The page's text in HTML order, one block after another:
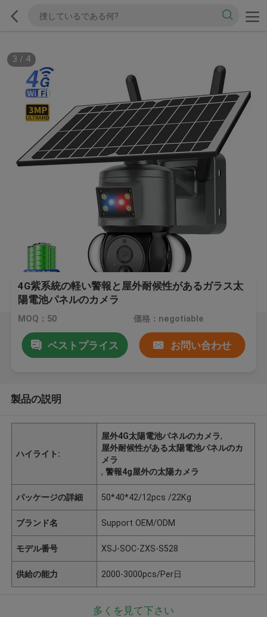
3 / 4
4G紫系統の軽い警報と屋外耐候性があるガラス太
陽電池パネルのカメラ
MOQ：50 価格：negotiable
ベストプライス お問い合わせ
製品の説明
ハイライト:
屋外4G太陽電池パネルのカメラ,
屋外耐候性がある太陽電池パネルのカ
メラ
,警報4g屋外の太陽カメラ
パッケージの詳細 50*40*42/12pcs /22Kg
ブランド名 Support OEM/ODM
モデル番号 XSJ-SOC-ZXS-S528
供給の能力 2000-3000pcs/Per日
多くを見て下さい